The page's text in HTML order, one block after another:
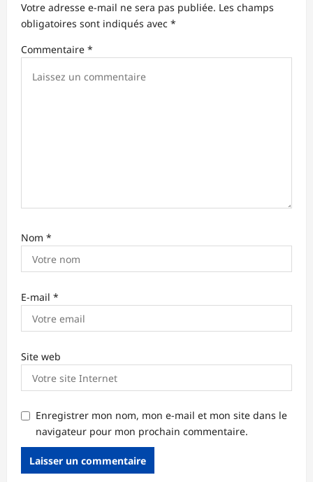
d
’
Votre adresse e-mail ne sera pas publiée. Les champs
obligatoires sont indiqués avec *
Commentaire *
Nom *
E-mail *
Site web
Enregistrer mon nom, mon e-mail et mon site dans le
navigateur pour mon prochain commentaire.